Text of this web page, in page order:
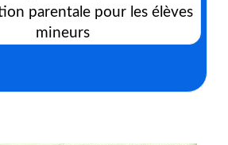
parentale pour les élèves
mineurs